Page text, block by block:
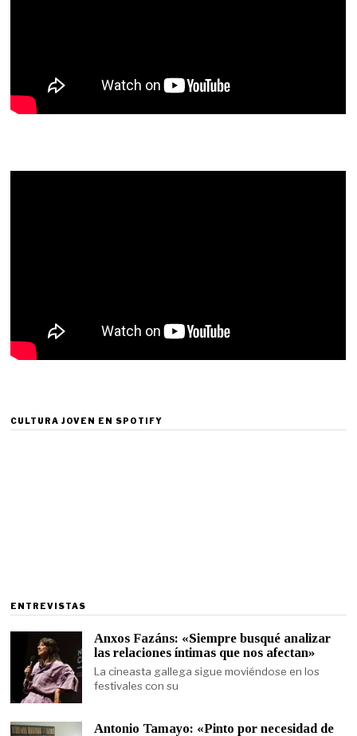
CULTURA JOVEN EN SPOTIFY
ENTREVISTAS
Anxos Fazáns: «Siempre busqué analizar
las relaciones íntimas que nos afectan»
La cineasta gallega sigue moviéndose en los
festivales con su
Antonio Tamayo: «Pinto por necesidad de